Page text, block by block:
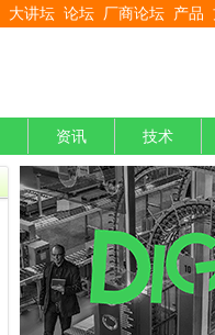
大讲坛 论坛 厂商论坛 产品
资讯 技术